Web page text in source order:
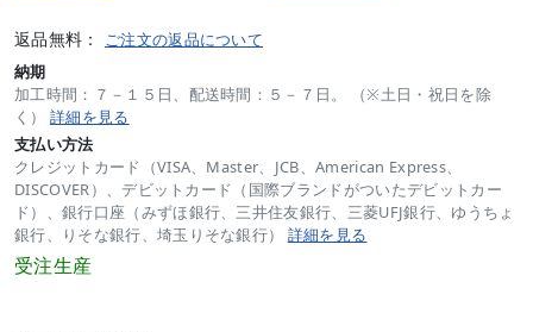
返品無料： ご注文の返品について
納期
加工時間：７－１５日、配送時間：５－７日。 （※土日・祝日を除
く） 詳細を見る
支払い方法
クレジットカード（VISA、Master、JCB、American Express、
DISCOVER）、デビットカード（国際ブランドがついたデビットカー
ド）、銀行口座（みずほ銀行、三井住友銀行、三菱UFJ銀行、ゆうちょ
銀行、りそな銀行、埼玉りそな銀行） 詳細を見る
受注生産